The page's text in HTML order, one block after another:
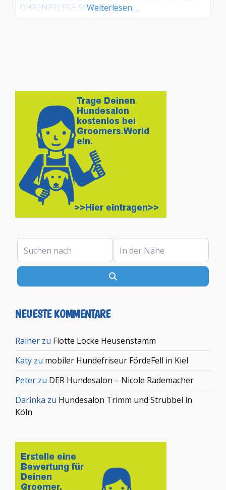
OHRENPFLEGE SCHNEIDEN
Weiterlesen …
Suchen nach In der Nähe
NEUESTE KOMMENTARE
Rainer zu Flotte Locke Heusenstamm
Katy zu mobiler Hundefriseur FördeFell in Kiel
Peter zu DER Hundesalon – Nicole Rademacher
Darinka zu Hundesalon Trimm und Strubbel in
Köln